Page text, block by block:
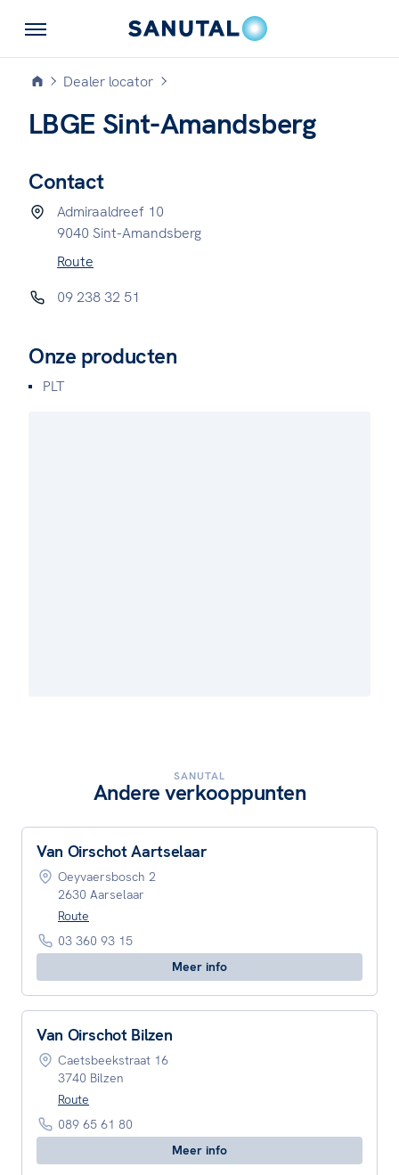
Dealer locator
LBGE Sint-Amandsberg
Contact
Admiraaldreef 10
9040 Sint-Amandsberg
Route
09 238 32 51
Onze producten
PLT
SANUTAL
Andere verkooppunten
Van Oirschot Aartselaar
Oeyvaersbosch 2
2630 Aarselaar
Route
03 360 93 15
Meer info
Van Oirschot Bilzen
Caetsbeekstraat 16
3740 Bilzen
Route
089 65 61 80
Meer info